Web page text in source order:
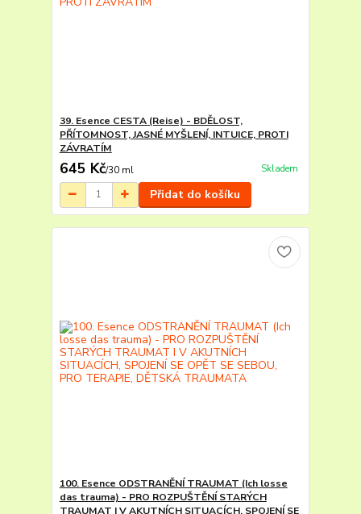
39. Esence CESTA (Reise) - BDĚLOST,
PŘÍTOMNOST, JASNÉ MYŠLENÍ, INTUICE, PROTI
ZÁVRATÍM
645 Kč/30 ml Skladem
Přidat do košíku
100. Esence ODSTRANĚNÍ TRAUMAT (Ich losse
das trauma) - PRO ROZPUŠTĚNÍ STARÝCH
TRAUMAT I V AKUTNÍCH SITUACÍCH, SPOJENÍ SE